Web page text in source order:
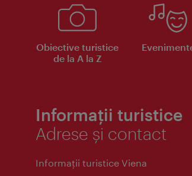
Obiective turistice
de la A la Z
Informații turistice
Adrese și contact
Informaţii turistice Viena